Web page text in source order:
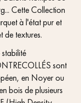
Cette Collection
à l'état pur et
de textures.
sont
en Noyer ou
bois de plusieurs